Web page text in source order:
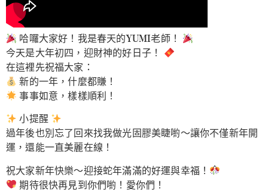
哈囉大家好！我是春天的YUMI老師！
今天是大年初四，迎財神的好日子！
在這裡先祝福大家：
新的一年，什麼都賺！
事事如意，樣樣順利！
小提醒
過年後也別忘了回來找我做光固膠美睫喲～讓你不僅新年開
運，還能一直美麗在線！
祝大家新年快樂～迎接蛇年滿滿的好運與幸福！
期待很快再見到你們喲！愛你們！